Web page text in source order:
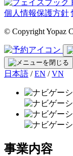
個人情報保護方針
© Copyright Yopaz
日本語 / EN / VN
事業内容